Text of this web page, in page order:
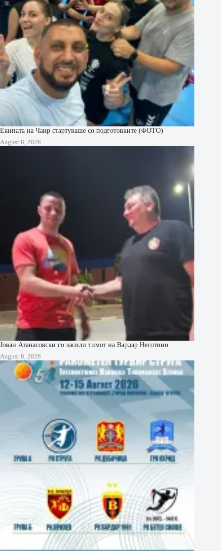
Екипата на Чаир стартуваше со подготовките (ФОТО)
August 8, 2026
Јован Атанасовски го засили тимот на Вардар Неготино
August 8, 2026